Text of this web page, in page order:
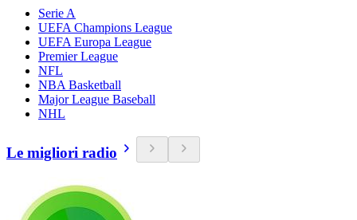
Serie A
UEFA Champions League
UEFA Europa League
Premier League
NFL
NBA Basketball
Major League Baseball
NHL
Le migliori radio